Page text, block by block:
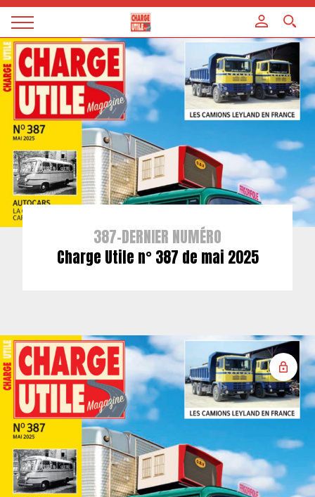
Magazine
Charge
utile
387-DERNIER NUMÉRO
Charge Utile n° 387 de mai 2025
Panneau de gestion des cookies